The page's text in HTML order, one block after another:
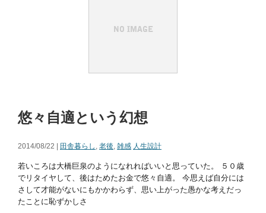
悠々自適という幻想
2014/08/22 | 田舎暮らし , 老後, 雑感 人生設計
若いころは大橋巨泉のようになれればいいと思っていた。 ５０歳
でリタイヤして、後はためたお金で悠々自適。 今思えば自分には
さして才能がないにもかかわらず、思い上がった愚かな考えだっ
たことに恥ずかしさ